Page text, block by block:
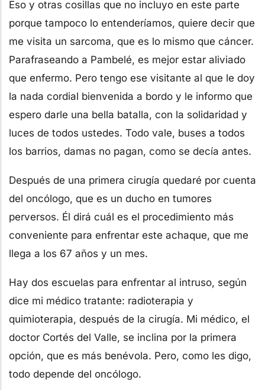
Eso y otras cosillas que no incluyo en este parte
porque tampoco lo entenderíamos, quiere decir que
me visita un sarcoma, que es lo mismo que cáncer.
Parafraseando a Pambelé, es mejor estar aliviado
que enfermo. Pero tengo ese visitante al que le doy
la nada cordial bienvenida a bordo y le informo que
espero darle una bella batalla, con la solidaridad y
luces de todos ustedes. Todo vale, buses a todos
los barrios, damas no pagan, como se decía antes.
Después de una primera cirugía quedaré por cuenta
del oncólogo, que es un ducho en tumores
perversos. Él dirá cuál es el procedimiento más
conveniente para enfrentar este achaque, que me
llega a los 67 años y un mes.
Hay dos escuelas para enfrentar al intruso, según
dice mi médico tratante: radioterapia y
quimioterapia, después de la cirugía. Mi médico, el
doctor Cortés del Valle, se inclina por la primera
opción, que es más benévola. Pero, como les digo,
todo depende del oncólogo.